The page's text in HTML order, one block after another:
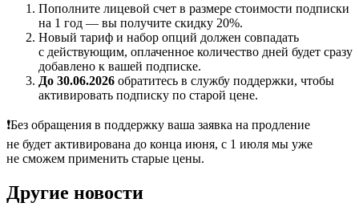
Пополните лицевой счет в размере стоимости подписки
на 1 год — вы получите скидку 20%.
Новый тариф и набор опций должен совпадать
с действующим, оплаченное количество дней будет сразу
добавлено к вашей подписке.
До 30.06.2026 обратитесь в службу поддержки, чтобы
активировать подписку по старой цене.
❗Без обращения в поддержку ваша заявка на продление
не будет активирована до конца июня, с 1 июля мы уже
не сможем применить старые цены.
Другие новости